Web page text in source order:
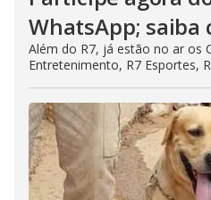
WhatsApp; saiba
Além do R7, já estão no ar os
Entretenimento, R7 Esportes,